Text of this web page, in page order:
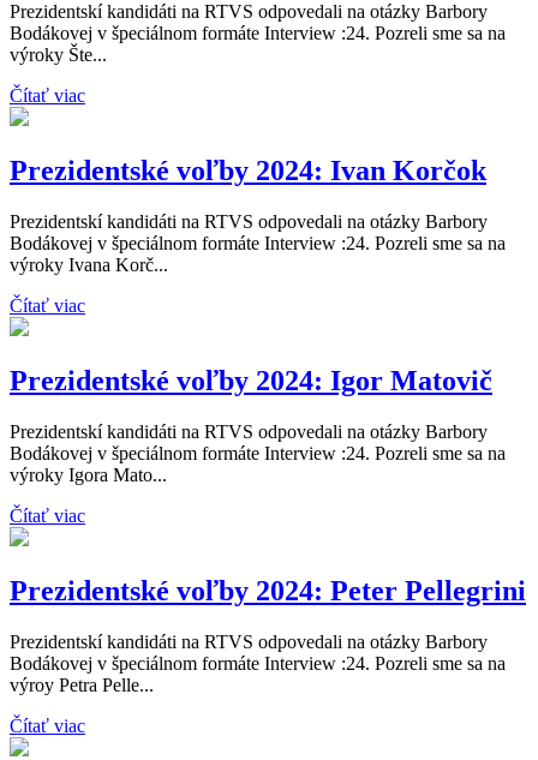
Prezidentskí kandidáti na RTVS odpovedali na otázky Barbory
Bodákovej v špeciálnom formáte Interview :24. Pozreli sme sa na
výroky Šte...
Čítať viac
Prezidentské voľby 2024: Ivan Korčok
Prezidentskí kandidáti na RTVS odpovedali na otázky Barbory
Bodákovej v špeciálnom formáte Interview :24. Pozreli sme sa na
výroky Ivana Korč...
Čítať viac
Prezidentské voľby 2024: Igor Matovič
Prezidentskí kandidáti na RTVS odpovedali na otázky Barbory
Bodákovej v špeciálnom formáte Interview :24. Pozreli sme sa na
výroky Igora Mato...
Čítať viac
Prezidentské voľby 2024: Peter Pellegrini
Prezidentskí kandidáti na RTVS odpovedali na otázky Barbory
Bodákovej v špeciálnom formáte Interview :24. Pozreli sme sa na
výroy Petra Pelle...
Čítať viac